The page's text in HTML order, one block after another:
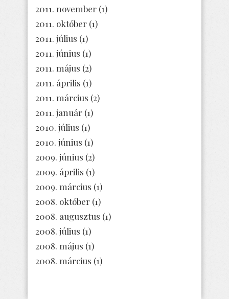
2011. november (1)
2011. október (1)
2011. július (1)
2011. június (1)
2011. május (2)
2011. április (1)
2011. március (2)
2011. január (1)
2010. július (1)
2010. június (1)
2009. június (2)
2009. április (1)
2009. március (1)
2008. október (1)
2008. augusztus (1)
2008. július (1)
2008. május (1)
2008. március (1)